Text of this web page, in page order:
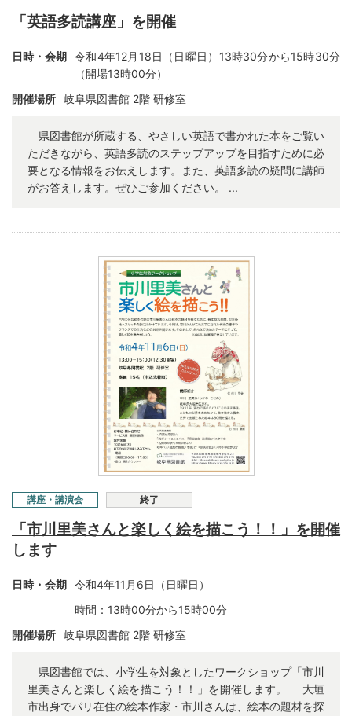
「英語多読講座」を開催
日時・会期 令和4年12月18日（日曜日）13時30分から15時30分
（開場13時00分）
開催場所 岐阜県図書館 2階 研修室
県図書館が所蔵する、やさしい英語で書かれた本をご覧い
ただきながら、英語多読のステップアップを目指すために必
要となる情報をお伝えします。また、英語多読の疑問に講師
がお答えします。ぜひご参加ください。 ...
講座・講演会 終了
「市川里美さんと楽しく絵を描こう！！」を開催
します
日時・会期
令和4年11月6日（日曜日）
時間：13時00分から15時00分
開催場所 岐阜県図書館 2階 研修室
県図書館では、小学生を対象としたワークショップ「市川
里美さんと楽しく絵を描こう！！」を開催します。 大垣
市出身でパリ在住の絵本作家・市川さんは、絵本の題材を探